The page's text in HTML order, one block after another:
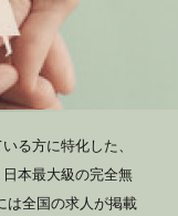
る方に特化した、
本最大級の完全無
は全国の求人が掲載